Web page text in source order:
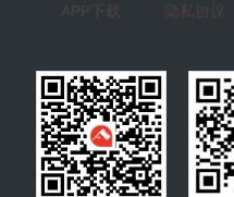
APP下载 隐私协议